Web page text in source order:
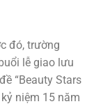
đó, trường
lễ giao lưu
“Beauty Stars
niệm 15 năm